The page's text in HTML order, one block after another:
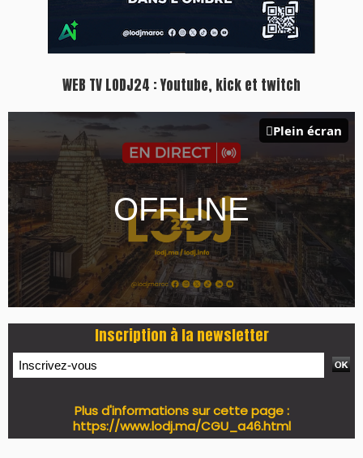
WEB TV LODJ24 : Youtube, kick et twitch
Plein écran
Inscription à la newsletter
Plus d'informations sur cette page :
https://www.lodj.ma/CGU_a46.html